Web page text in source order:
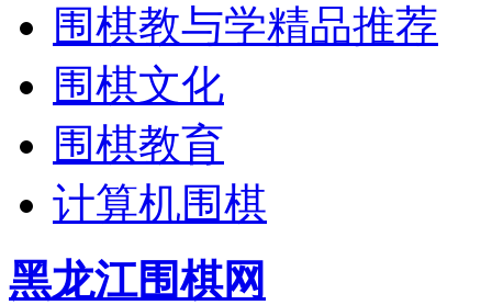
围棋教与学精品推荐
围棋文化
围棋教育
计算机围棋
黑龙江围棋网